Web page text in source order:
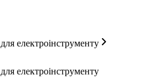
електроінструменту
електроінструменту